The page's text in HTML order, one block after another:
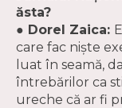
ăsta?
● Dorel Zaica:
care fac nişte
luat în seamă,
întrebărilor ca
ureche că ar fi